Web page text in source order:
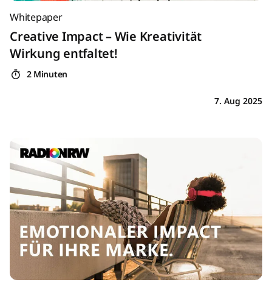
Whitepaper
Creative Impact – Wie Kreativität
Wirkung entfaltet!
2 Minuten
7. Aug 2025